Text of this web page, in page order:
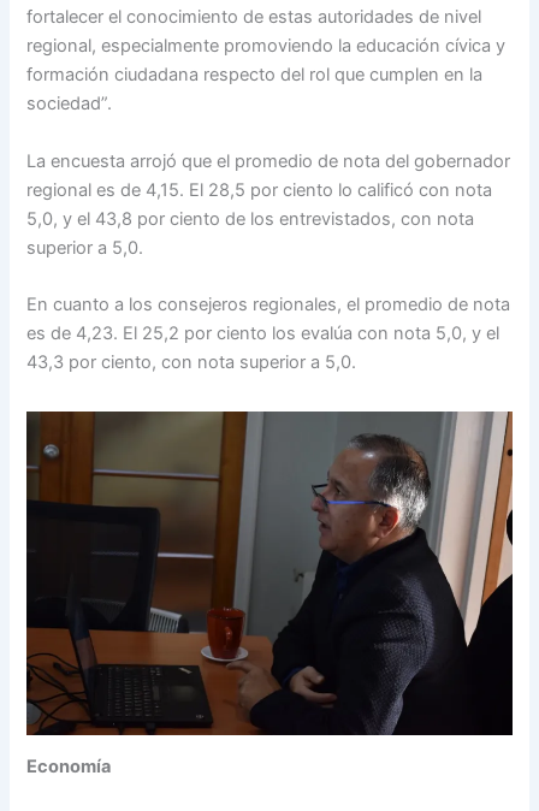
fortalecer el conocimiento de estas autoridades de nivel
regional, especialmente promoviendo la educación cívica y
formación ciudadana respecto del rol que cumplen en la
sociedad”.
La encuesta arrojó que el promedio de nota del gobernador
regional es de 4,15. El 28,5 por ciento lo calificó con nota
5,0, y el 43,8 por ciento de los entrevistados, con nota
superior a 5,0.
En cuanto a los consejeros regionales, el promedio de nota
es de 4,23. El 25,2 por ciento los evalúa con nota 5,0, y el
43,3 por ciento, con nota superior a 5,0.
Economía